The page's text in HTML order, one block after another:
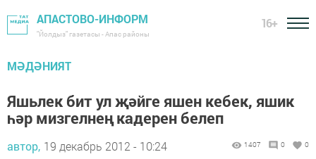
АПАСТОВО-ИНФОРМ
"Йолдыз" газетасы - Апас районы
16+
МӘДӘНИЯТ
Яшьлек бит ул җәйге яшен кебек, яшик
һәр мизгелнең кадерен белеп
автор, 19 декабрь 2012 - 10:24 1407 0 0